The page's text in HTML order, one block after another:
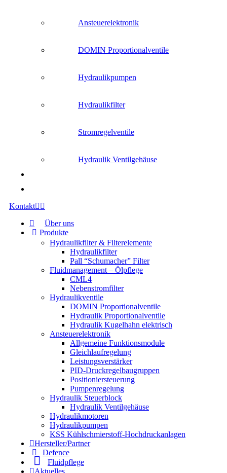
Ansteuerelektronik
DOMIN Proportionalventile
Hydraulikpumpen
Hydraulikfilter
Stromregelventile
Hydraulik Ventilgehäuse
Kontakt
Über uns
Produkte
Hydraulikfilter & Filterelemente
Hydraulikfilter
Pall “Schumacher” Filter
Fluidmanagement – Ölpflege
CML4
Nebenstromfilter
Hydraulikventile
DOMIN Proportionalventile
Hydraulik Proportionalventile
Hydraulik Kugelhahn elektrisch
Ansteuerelektronik
Allgemeine Funktionsmodule
Gleichlaufregelung
Leistungsverstärker
PID-Druckregelbaugruppen
Positioniersteuerung
Pumpenregelung
Hydraulik Steuerblock
Hydraulik Ventilgehäuse
Hydraulikmotoren
Hydraulikpumpen
KSS Kühlschmierstoff-Hochdruckanlagen
Hersteller/Partner
Defence
Fluidpflege
Aktuelles